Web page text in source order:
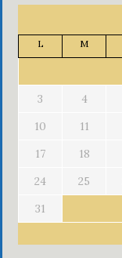
L M
3
4
10
11
17
18
24
25
31